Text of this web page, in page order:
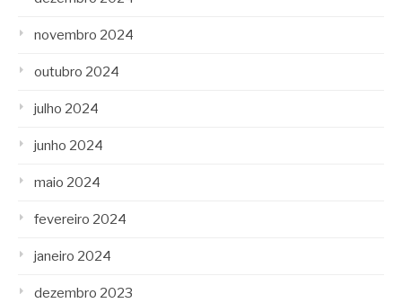
novembro 2024
outubro 2024
julho 2024
junho 2024
maio 2024
fevereiro 2024
janeiro 2024
dezembro 2023